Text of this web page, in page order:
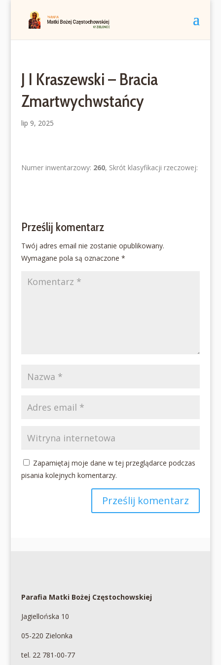
J I Kraszewski – Bracia
Zmartwychwstańcy
lip 9, 2025
Numer inwentarzowy: 260, Skrót klasyfikacji rzeczowej:
Prześlij komentarz
Twój adres email nie zostanie opublikowany.
Wymagane pola są oznaczone *
Zapamiętaj moje dane w tej przeglądarce podczas
pisania kolejnych komentarzy.
Parafia Matki Bożej Częstochowskiej
Jagiellońska 10
05-220 Zielonka
tel. 22 781-00-77